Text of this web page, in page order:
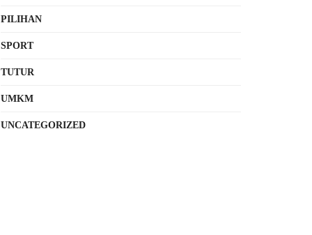
PILIHAN
SPORT
TUTUR
UMKM
UNCATEGORIZED